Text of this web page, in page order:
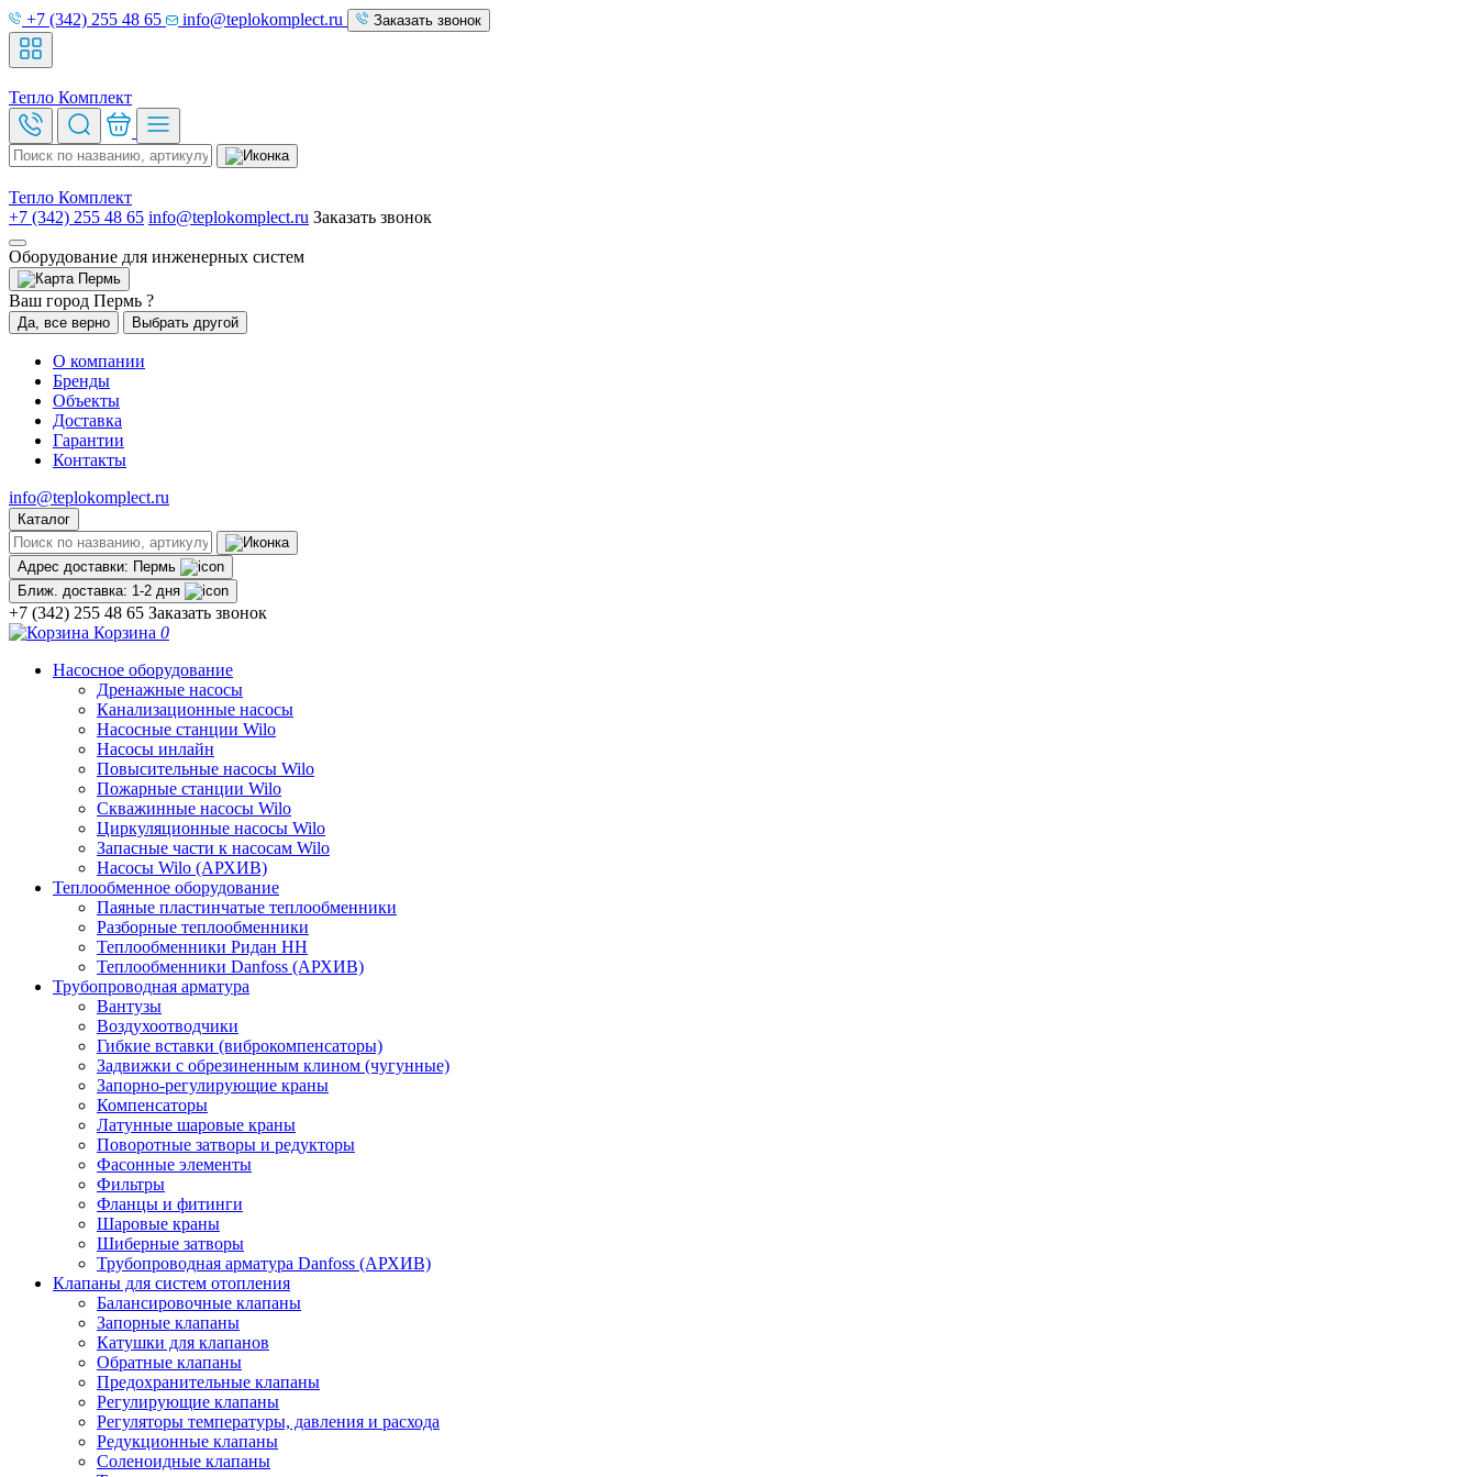
+7 (342) 255 48 65 info@teplokomplect.ru Заказать звонок
Тепло Комплект
Тепло Комплект
+7 (342) 255 48 65 info@teplokomplect.ru Заказать звонок
Оборудование для инженерных систем
Пермь
Ваш город Пермь ?
Да, все верно Выбрать другой
О компании
Бренды
Объекты
Доставка
Гарантии
Контакты
info@teplokomplect.ru
Каталог
Адрес доставки: Пермь
Ближ. доставка: 1-2 дня
+7 (342) 255 48 65 Заказать звонок
Корзина 0
Насосное оборудование
Дренажные насосы
Канализационные насосы
Насосные станции Wilo
Насосы инлайн
Повысительные насосы Wilo
Пожарные станции Wilo
Скважинные насосы Wilo
Циркуляционные насосы Wilo
Запасные части к насосам Wilo
Насосы Wilo (АРХИВ)
Теплообменное оборудование
Паяные пластинчатые теплообменники
Разборные теплообменники
Теплообменники Ридан НН
Теплообменники Danfoss (АРХИВ)
Трубопроводная арматура
Вантузы
Воздухоотводчики
Гибкие вставки (виброкомпенсаторы)
Задвижки с обрезиненным клином (чугунные)
Запорно-регулирующие краны
Компенсаторы
Латунные шаровые краны
Поворотные затворы и редукторы
Фасонные элементы
Фильтры
Фланцы и фитинги
Шаровые краны
Шиберные затворы
Трубопроводная арматура Danfoss (АРХИВ)
Клапаны для систем отопления
Балансировочные клапаны
Запорные клапаны
Катушки для клапанов
Обратные клапаны
Предохранительные клапаны
Регулирующие клапаны
Регуляторы температуры, давления и расхода
Редукционные клапаны
Соленоидные клапаны